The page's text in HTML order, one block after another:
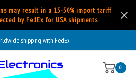
may result in a 15-50% import tariff
by FedEx for USA shipments
shipping with FedEx
0